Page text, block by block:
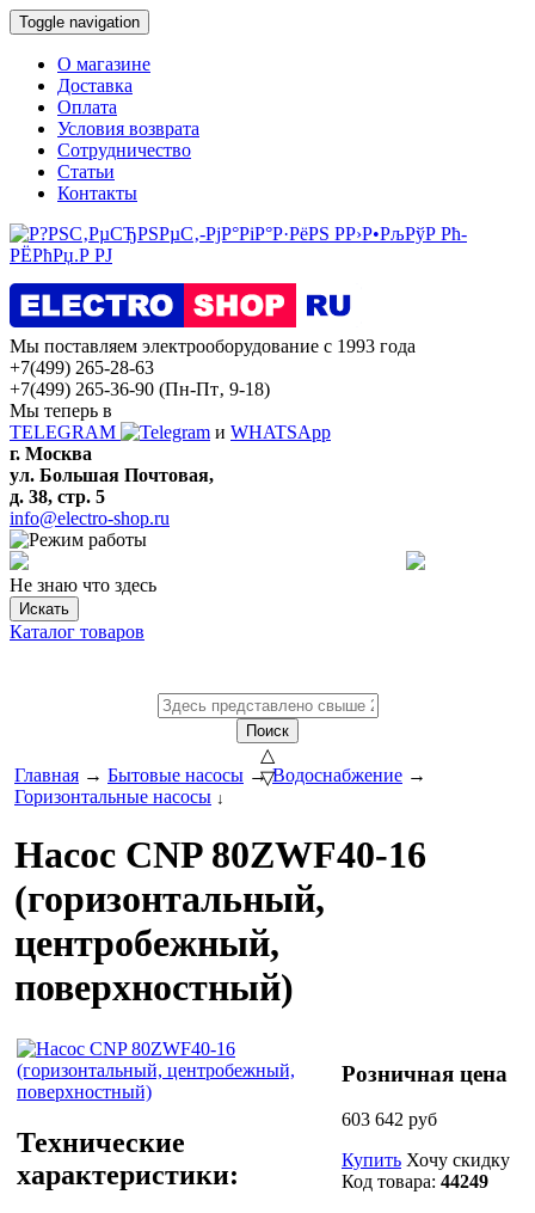
Toggle navigation
О магазине
Доставка
Оплата
Условия возврата
Сотрудничество
Статьи
Контакты
Мы поставляем электрооборудование с 1993 года
+7(499) 265-28-63
+7(499) 265-36-90 (Пн-Пт‚ 9-18)
Мы теперь в
TELEGRAM
и WHATSApp
г. Москва
ул. Большая Почтовая,
д. 38, стр. 5
info@electro-shop.ru
Не знаю что здесь
Искать
Каталог товаров
Поиск
△
▽
Главная → Бытовые насосы → Водоснабжение →
Горизонтальные насосы ↓
Насос CNP 80ZWF40-16
(горизонтальный,
центробежный,
поверхностный)
Технические
характеристики:
Розничная цена
603 642 руб
Купить Хочу скидку
Код товара: 44249